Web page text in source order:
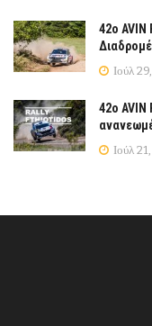
42ο AVIN
Ιούλ
42ο AVIN
Ιούλ